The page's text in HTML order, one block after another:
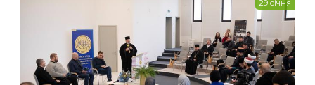
29 січня